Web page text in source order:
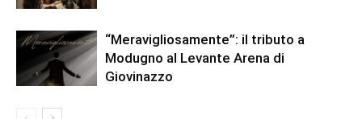
“Meravigliosamente”: il tributo a
Modugno al Levante Arena di
Giovinazzo